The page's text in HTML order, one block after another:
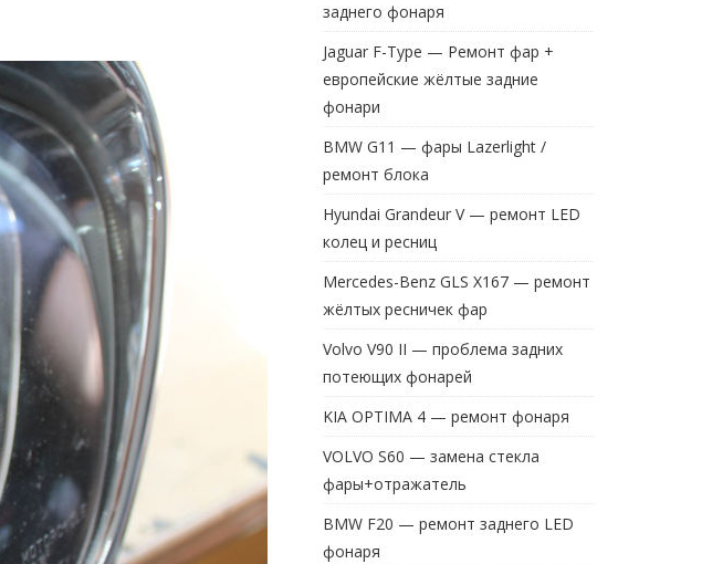
заднего фонаря
Jaguar F-Type — Ремонт фар +
европейские жёлтые задние
фонари
BMW G11 — фары Lazerlight /
ремонт блока
Hyundai Grandeur V — ремонт LED
колец и ресниц
Mercedes-Benz GLS X167 — ремонт
жёлтых ресничек фар
Volvo V90 II — проблема задних
потеющих фонарей
KIA OPTIMA 4 — ремонт фонаря
VOLVO S60 — замена стекла
фары+отражатель
BMW F20 — ремонт заднего LED
фонаря